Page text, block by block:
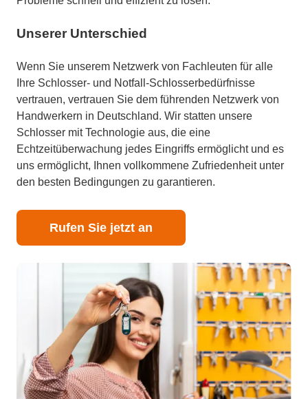
Unserer Unterschied
Wenn Sie unserem Netzwerk von Fachleuten für alle
Ihre Schlosser- und Notfall-Schlosserbedürfnisse
vertrauen, vertrauen Sie dem führenden Netzwerk von
Handwerkern in Deutschland. Wir statten unsere
Schlosser mit Technologie aus, die eine
Echtzeitüberwachung jedes Eingriffs ermöglicht und es
uns ermöglicht, Ihnen vollkommene Zufriedenheit unter
den besten Bedingungen zu garantieren.
Rufen Sie jetzt an